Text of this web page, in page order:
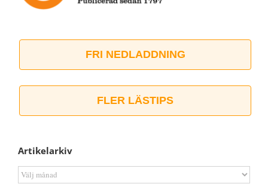
FRI NEDLADDNING
FLER LÄSTIPS
Artikelarkiv
Artikelarkiv